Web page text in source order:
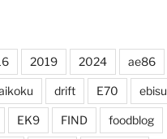
2019 2024 ae86
drift E70 ebisu
EK9 FIND foodblog